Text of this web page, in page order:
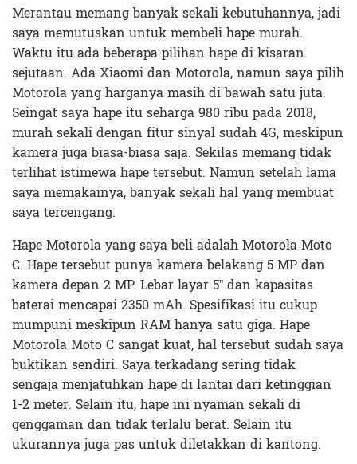
Merantau memang banyak sekali kebutuhannya, jadi
saya memutuskan untuk membeli hape murah.
Waktu itu ada beberapa pilihan hape di kisaran
sejutaan. Ada Xiaomi dan Motorola, namun saya pilih
Motorola yang harganya masih di bawah satu juta.
Seingat saya hape itu seharga 980 ribu pada 2018,
murah sekali dengan fitur sinyal sudah 4G, meskipun
kamera juga biasa-biasa saja. Sekilas memang tidak
terlihat istimewa hape tersebut. Namun setelah lama
saya memakainya, banyak sekali hal yang membuat
saya tercengang.
Hape Motorola yang saya beli adalah Motorola Moto
C. Hape tersebut punya kamera belakang 5 MP dan
kamera depan 2 MP. Lebar layar 5” dan kapasitas
baterai mencapai 2350 mAh. Spesifikasi itu cukup
mumpuni meskipun RAM hanya satu giga. Hape
Motorola Moto C sangat kuat, hal tersebut sudah saya
buktikan sendiri. Saya terkadang sering tidak
sengaja menjatuhkan hape di lantai dari ketinggian
1-2 meter. Selain itu, hape ini nyaman sekali di
genggaman dan tidak terlalu berat. Selain itu
ukurannya juga pas untuk diletakkan di kantong.